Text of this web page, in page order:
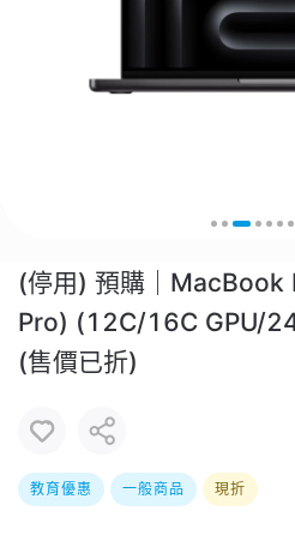
(停用) 預購｜
Pro) (12C/16C GPU/
(售價已折)
教育優惠 一般商品 現折